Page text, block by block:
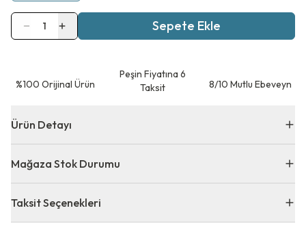
1 Sepete Ekle
⁠%100 Orijinal Ürün
Peşin Fiyatına 6
Taksit
8/10 Mutlu Ebeveyn
Ürün Detayı
Mağaza Stok Durumu
Taksit Seçenekleri